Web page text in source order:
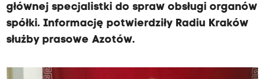
głównej specjalistki do spraw obsługi organów
spółki. Informację potwierdziły Radiu Kraków
służby prasowe Azotów.